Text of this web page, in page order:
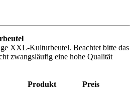
XXL-Kulturbeutel. Beachtet bitte das
zwangsläufig eine hohe Qualität
Produkt Preis